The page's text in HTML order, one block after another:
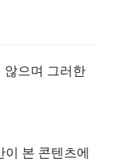
않으며 그러한
본 콘텐츠에